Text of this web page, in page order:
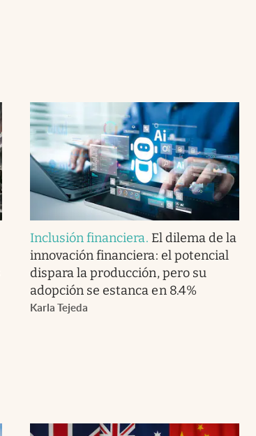
Inclusión financiera. El dilema de la
innovación financiera: el potencial
dispara la producción, pero su
adopción se estanca en 8.4%
Karla Tejeda